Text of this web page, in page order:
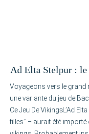
Ad Elta Stelpur : le
Voyageons vers le grand
une variante du jeu de
Ce Jeu De VikingsL’Ad
filles” – aurait été